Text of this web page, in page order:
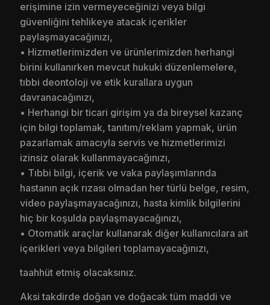
erişimine izin vermeyeceğinizi veya bilgi
güvenliğini tehlikeye atacak içerikler
paylaşmayacağınızı,
• Hizmetlerimizden ve ürünlerimizden herhangi
birini kullanırken mevcut hukuki düzenlemelere,
tıbbi deontoloji ve etik kurallara uygun
davranacağınızı,
• Herhangi bir ticari girişim ya da bireysel kazanç
için bilgi toplamak, tanıtım/reklam yapmak, ürün
pazarlamak amacıyla servis ve hizmetlerimizi
izinsiz olarak kullanmayacağınızı,
• Tıbbi bilgi, içerik ve vaka paylaşımlarında
hastanın açık rızası olmadan her türlü belge, resim,
video paylaşmayacağınızı, hasta kimlik bilgilerini
hiç bir koşulda paylaşmayacağınızı,
• Otomatik araçlar kullanarak diğer kullanıcılara ait
içerikleri veya bilgileri toplamayacağınızı,
taahhüt etmiş olacaksınız.
Aksi takdirde doğan ve doğacak tüm maddi ve